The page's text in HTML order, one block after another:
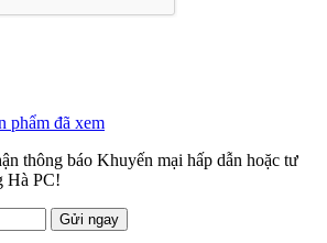
phẩm đã xem
thông báo Khuyến mại hấp dẫn hoặc tư
Hà PC!
Gửi ngay